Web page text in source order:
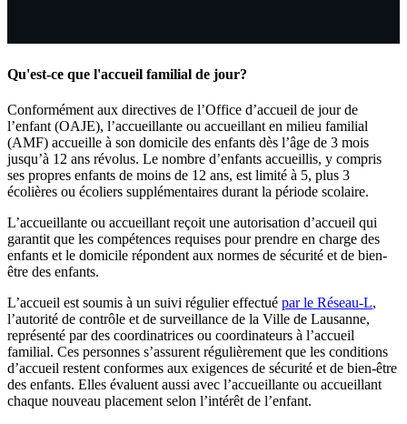
Qu'est-ce que l'accueil familial de jour?
Conformément aux directives de l’Office d’accueil de jour de
l’enfant (OAJE), l’accueillante ou accueillant en milieu familial
(AMF) accueille à son domicile des enfants dès l’âge de 3 mois
jusqu’à 12 ans révolus. Le nombre d’enfants accueillis, y compris
ses propres enfants de moins de 12 ans, est limité à 5, plus 3
écolières ou écoliers supplémentaires durant la période scolaire.
L’accueillante ou accueillant reçoit une autorisation d’accueil qui
garantit que les compétences requises pour prendre en charge des
enfants et le domicile répondent aux normes de sécurité et de bien-
être des enfants.
L’accueil est soumis à un suivi régulier effectué par le Réseau-L,
l’autorité de contrôle et de surveillance de la Ville de Lausanne,
représenté par des coordinatrices ou coordinateurs à l’accueil
familial. Ces personnes s’assurent régulièrement que les conditions
d’accueil restent conformes aux exigences de sécurité et de bien-être
des enfants. Elles évaluent aussi avec l’accueillante ou accueillant
chaque nouveau placement selon l’intérêt de l’enfant.